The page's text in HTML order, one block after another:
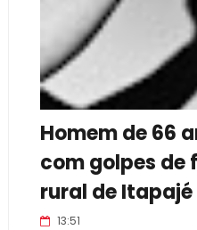
Homem de 66
com golpes de
rural de Itapajé
13:51